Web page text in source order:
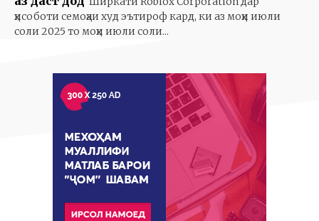
ҳисоботи семоҳаи худ эътироф кард, ки аз моҳи июли
соли 2025 то моҳи июли соли...